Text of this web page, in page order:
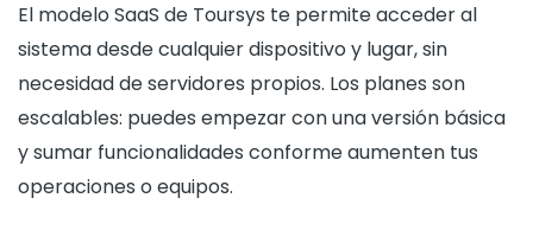
El modelo SaaS de Toursys te permite acceder al
sistema desde cualquier dispositivo y lugar, sin
necesidad de servidores propios. Los planes son
escalables: puedes empezar con una versión básica
y sumar funcionalidades conforme aumenten tus
operaciones o equipos.